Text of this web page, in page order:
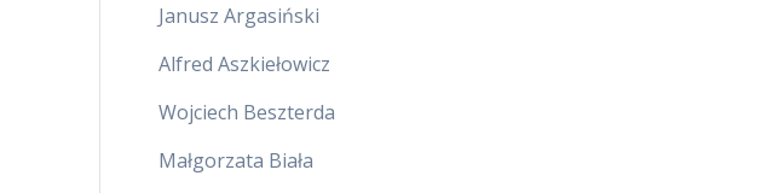
Janusz Argasiński
Alfred Aszkiełowicz
Wojciech Beszterda
Małgorzata Biała